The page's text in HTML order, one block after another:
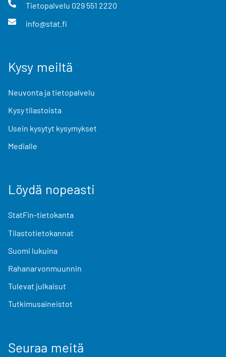
Tietopalvelu 029 551 2220
info@stat.fi
Kysy meiltä
Neuvonta ja tietopalvelu
Kysy tilastoista
Usein kysytyt kysymykset
Medialle
Löydä nopeasti
StatFin-tietokanta
Tilastotietokannat
Suomi lukuina
Rahanarvonmuunnin
Tulevat julkaisut
Tutkimusaineistot
Seuraa meitä